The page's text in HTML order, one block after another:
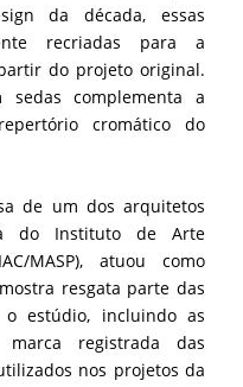
da década, essas
recriadas para a
do projeto original.
complementa a
cromático do
de um dos arquitetos
do Instituto de Arte
MASP), atuou como
resgata parte das
estúdio, incluindo as
marca registrada das
nos projetos da